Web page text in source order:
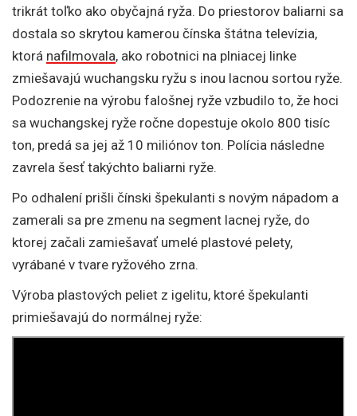
trikrát toľko ako obyčajná ryža. Do priestorov baliarni sa
dostala so skrytou kamerou čínska štátna televízia,
ktorá nafilmovala, ako robotnici na plniacej linke
zmiešavajú wuchangsku ryžu s inou lacnou sortou ryže.
Podozrenie na výrobu falošnej ryže vzbudilo to, že hoci
sa wuchangskej ryže ročne dopestuje okolo 800 tisíc
ton, predá sa jej až 10 miliónov ton. Polícia následne
zavrela šesť takýchto baliarni ryže.
Po odhalení prišli čínski špekulanti s novým nápadom a
zamerali sa pre zmenu na segment lacnej ryže, do
ktorej začali zamiešavať umelé plastové pelety,
vyrábané v tvare ryžového zrna.
Výroba plastových peliet z igelitu, ktoré špekulanti
primiešavajú do normálnej ryže: